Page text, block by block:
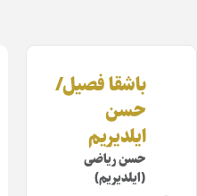
باشقا فصیل/
حسن
ایلدیریم
حسن ریاضی
(ایلدیریم)